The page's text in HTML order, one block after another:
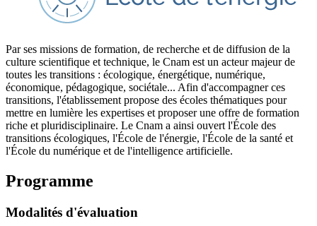
Par ses missions de formation, de recherche et de diffusion de la
culture scientifique et technique, le Cnam est un acteur majeur de
toutes les transitions : écologique, énergétique, numérique,
économique, pédagogique, sociétale... Afin d'accompagner ces
transitions, l'établissement propose des écoles thématiques pour
mettre en lumière les expertises et proposer une offre de formation
riche et pluridisciplinaire. Le Cnam a ainsi ouvert l'École des
transitions écologiques, l'École de l'énergie, l'École de la santé et
l'École du numérique et de l'intelligence artificielle.
Programme
Modalités d'évaluation